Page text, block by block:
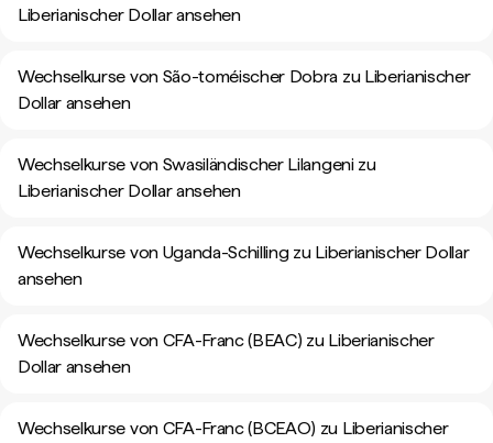
Liberianischer Dollar ansehen
Wechselkurse von São-toméischer Dobra zu Liberianischer
Dollar ansehen
Wechselkurse von Swasiländischer Lilangeni zu
Liberianischer Dollar ansehen
Wechselkurse von Uganda-Schilling zu Liberianischer Dollar
ansehen
Wechselkurse von CFA-Franc (BEAC) zu Liberianischer
Dollar ansehen
Wechselkurse von CFA-Franc (BCEAO) zu Liberianischer